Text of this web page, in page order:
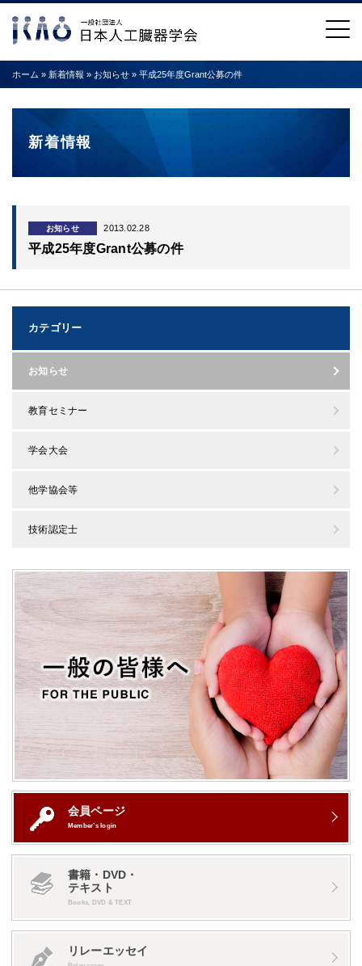
ホーム » 新着情報 » お知らせ » 平成25年度Grant公募の件
新着情報
お知らせ 2013.02.28
平成25年度Grant公募の件
カテゴリー
お知らせ
教育セミナー
学会大会
他学協会等
技術認定士
会員ページ
Member’s login
書籍・DVD・
テキスト
Books, DVD & TEXT
リレーエッセイ